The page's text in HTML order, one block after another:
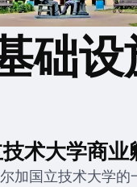
础设
术大学商业
加国立技术大学